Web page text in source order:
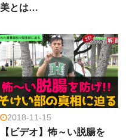
美とは…
2018-11-15
【ビデオ】怖～い脱腸を